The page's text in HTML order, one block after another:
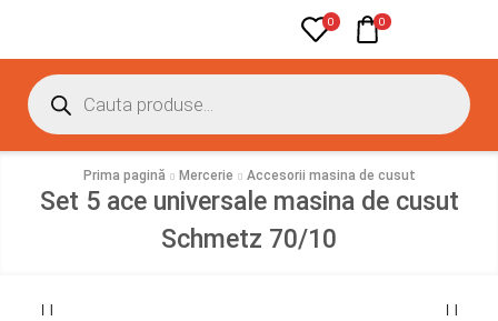
0 0
Prima pagină Mercerie Accesorii masina de cusut
Set 5 ace universale masina de cusut
Schmetz 70/10